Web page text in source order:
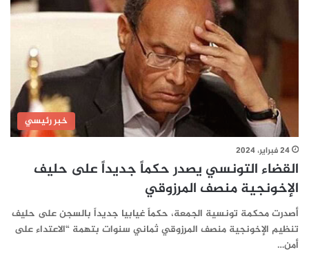
خبر رئيسي
24 فبراير، 2024
القضاء التونسي يصدر حكماً جديداً على حليف
الإخونجية منصف المرزوقي
أصدرت محكمة تونسية الجمعة، حكماً غيابيا جديداً بالسجن على حليف
تنظيم الإخونجية منصف المرزوقي ثماني سنوات بتهمة “الاعتداء على
أمن…